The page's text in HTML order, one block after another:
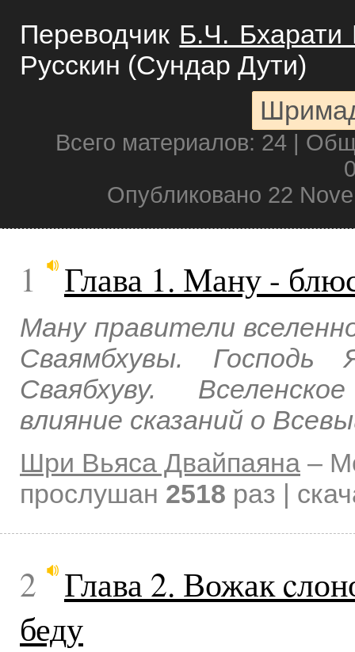
Переводчик Б.Ч.
Русскин (Сундар Дути)
Всего материалов: 24 |
Опубликовано 22
1 Глава 1. Ману -
Ману правители
Сваямбхувы.
Сваябхуву.
влияние сказаний о
Шри Вьяса Двайпаяна –
прослушан 2518 раз |
2
Глава 2. Вожак
беду